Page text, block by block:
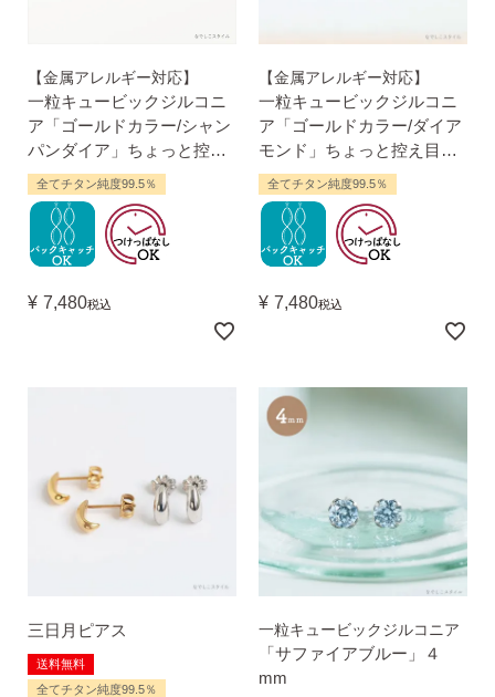
【金属アレルギー対応】
一粒キュービックジルコニ
ア「ゴールドカラー/シャン
パンダイア」ちょっと控え
目２mm
全てチタン純度99.5％
¥ 7,480税込
【金属アレルギー対応】
一粒キュービックジルコニ
ア「ゴールドカラー/ダイア
モンド」ちょっと控え目２
mm
全てチタン純度99.5％
¥ 7,480税込
三日月ピアス
送料無料
全てチタン純度99.5％
一粒キュービックジルコニア
「サファイアブルー」４
mm